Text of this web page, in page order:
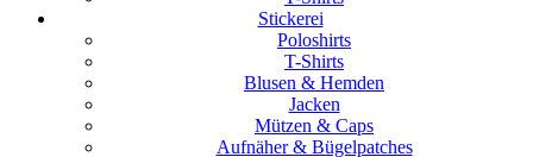
Stickerei
Poloshirts
T-Shirts
Blusen & Hemden
Jacken
Mützen & Caps
Aufnäher & Bügelpatches